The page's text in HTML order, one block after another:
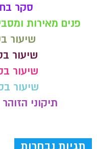
סקר
פנים מאירות
שיעור
שיעור
שיעור
שיעור
תיקוני